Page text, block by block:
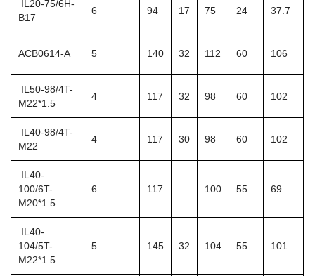
IL20-75/6H-
B17
6 94 17 75 24 37.7
ACB0614-A 5 140 32 112 60 106
IL50-98/4T-
M22*1.5
4 117 32 98 60 102
IL40-98/4T-
M22
4 117 30 98 60 102
IL40-
100/6T-
M20*1.5
6 117 100 55 69
IL40-
104/5T-
M22*1.5
5 145 32 104 55 101